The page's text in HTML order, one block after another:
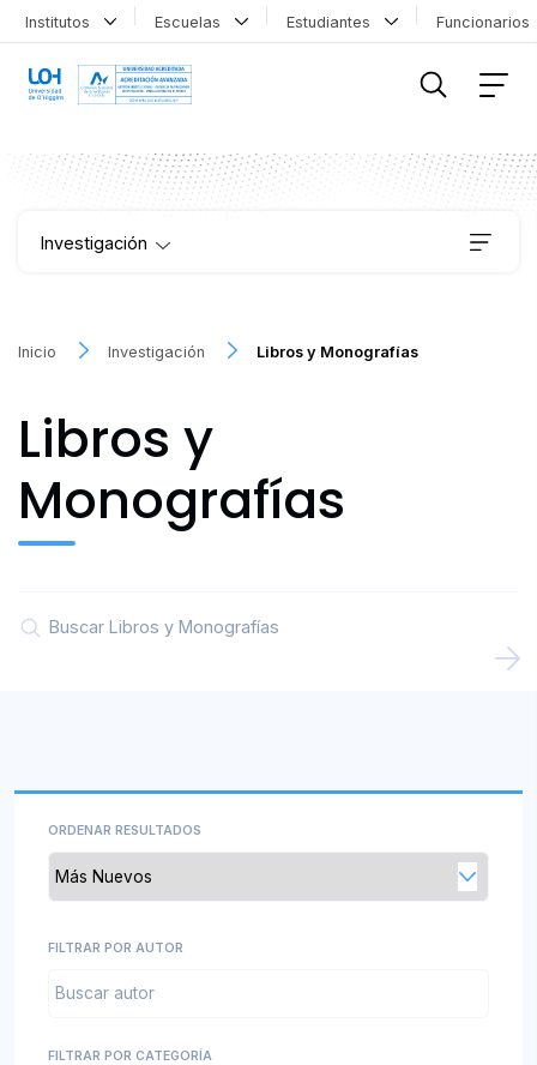
Institutos Escuelas Estudiantes
Investigación
Convocatorias
Documentos descargables
Inicio Investigación Libros y Monografías
Libros y
Monografías
ORDENAR RESULTADOS
FILTRAR POR AUTOR
FILTRAR POR CATEGORÍA